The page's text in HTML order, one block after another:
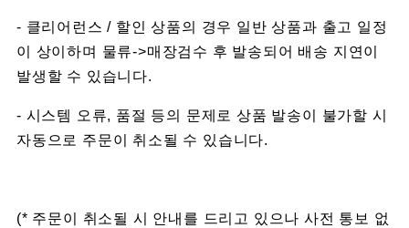
- 클리어런스 / 할인 상품의 경우 일반 상품과 출고 일정
이 상이하며 물류->매장검수 후 발송되어 배송 지연이
발생할 수 있습니다.
- 시스템 오류, 품절 등의 문제로 상품 발송이 불가할 시
자동으로 주문이 취소될 수 있습니다.
(* 주문이 취소될 시 안내를 드리고 있으나 사전 통보 없